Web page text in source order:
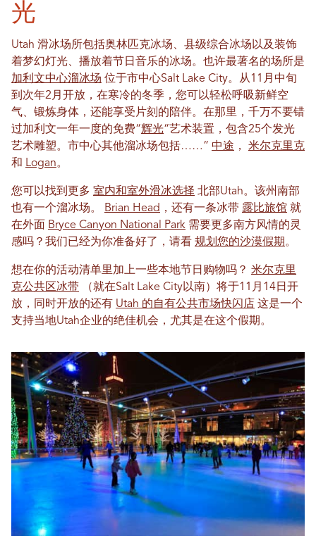
光
Utah 滑冰场所包括奥林匹克冰场、县级综合冰场以及装饰
着梦幻灯光、播放着节日音乐的冰场。也许最著名的场所是
加利文中心溜冰场 位于市中心Salt Lake City。从11月中旬
到次年2月开放，在寒冷的冬季，您可以轻松呼吸新鲜空
气、锻炼身体，还能享受片刻的陪伴。在那里，千万不要错
过加利文一年一度的免费“辉光“艺术装置，包含25个发光
艺术雕塑。市中心其他溜冰场包括……” 中途 ， 米尔克里克
和 Logan。
您可以找到更多 室内和室外滑冰选择 北部Utah。该州南部
也有一个溜冰场。
Brian Head ，还有一条冰带 露比旅馆 就
在外面 Bryce Canyon National Park 需要更多南方风情的灵
感吗？我们已经为你准备好了，请看 规划您的沙漠假期。
想在你的活动清单里加上一些本地节日购物吗？ 米尔克里
克公共区冰带 （就在Salt Lake City以南）将于11月14日开
放，同时开放的还有 Utah 的自有公共市场快闪店 这是一个
支持当地Utah企业的绝佳机会，尤其是在这个假期。